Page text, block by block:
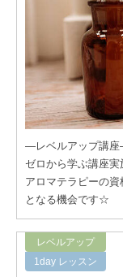
―レベルアップ講
ゼロから学ぶ講座実
アロマテラピーの
となる機会です☆
レベルアップ
1day レッスン